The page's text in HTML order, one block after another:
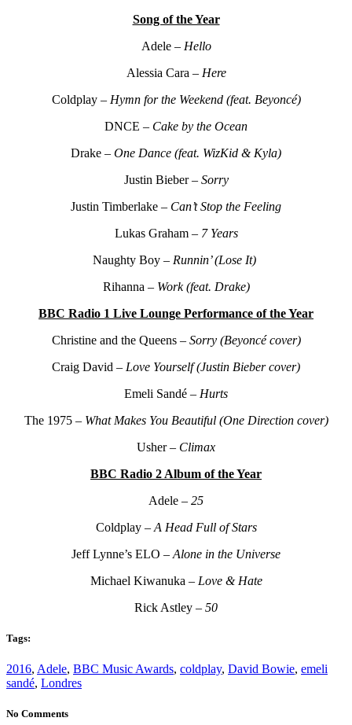
Song of the Year
Adele – Hello
Alessia Cara – Here
Coldplay – Hymn for the Weekend (feat. Beyoncé)
DNCE – Cake by the Ocean
Drake – One Dance (feat. WizKid & Kyla)
Justin Bieber – Sorry
Justin Timberlake – Can’t Stop the Feeling
Lukas Graham – 7 Years
Naughty Boy – Runnin’ (Lose It)
Rihanna – Work (feat. Drake)
BBC Radio 1 Live Lounge Performance of the Year
Christine and the Queens – Sorry (Beyoncé cover)
Craig David – Love Yourself (Justin Bieber cover)
Emeli Sandé – Hurts
The 1975 – What Makes You Beautiful (One Direction cover)
Usher – Climax
BBC Radio 2 Album of the Year
Adele – 25
Coldplay –A Head Full of Stars
Jeff Lynne’s ELO – Alone in the Universe
Michael Kiwanuka – Love & Hate
Rick Astley – 50
Tags:
2016, Adele, BBC Music Awards, coldplay, David Bowie, emeli
sandé, Londres
No Comments